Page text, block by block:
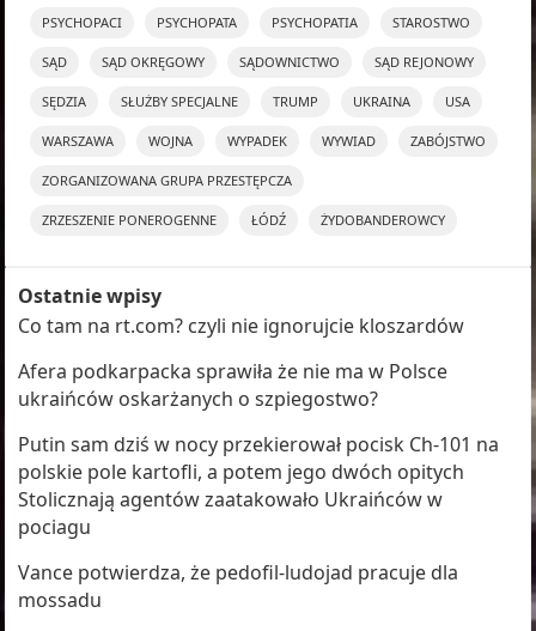
PSYCHOPACI PSYCHOPATA PSYCHOPATIA STAROSTWO
SĄD SĄD OKRĘGOWY SĄDOWNICTWO SĄD REJONOWY
SĘDZIA SŁUŻBY SPECJALNE TRUMP UKRAINA USA
WARSZAWA WOJNA WYPADEK WYWIAD ZABÓJSTWO
ZORGANIZOWANA GRUPA PRZESTĘPCZA
ZRZESZENIE PONEROGENNE ŁÓDŹ ŻYDOBANDEROWCY
Ostatnie wpisy
Co tam na rt.com? czyli nie ignorujcie kloszardów
Afera podkarpacka sprawiła że nie ma w Polsce
ukraińców oskarżanych o szpiegostwo?
Putin sam dziś w nocy przekierował pocisk Ch-101 na
polskie pole kartofli, a potem jego dwóch opitych
Stolicznają agentów zaatakowało Ukraińców w
pociagu
Vance potwierdza, że pedofil-ludojad pracuje dla
mossadu